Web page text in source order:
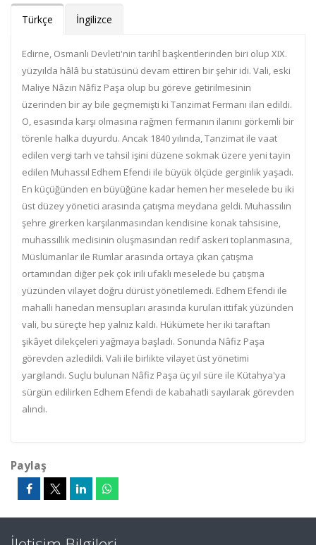
Türkçe İngilizce
Edirne, Osmanlı Devleti'nin tarihî başkentlerinden biri olup XIX.
yüzyılda hâlâ bu statüsünü devam ettiren bir şehir idi. Vali, eski
Maliye Nâzırı Nâfiz Paşa olup bu göreve getirilmesinin
üzerinden bir ay bile geçmemişti ki Tanzimat Fermanı ilan edildi.
O, esasında karşı olmasına rağmen fermanın ilanını görkemli bir
törenle halka duyurdu. Ancak 1840 yılında, Tanzimat ile vaat
edilen vergi tarh ve tahsil işini düzene sokmak üzere yeni tayin
edilen Muhassıl Edhem Efendi ile büyük ölçüde gerginlik yaşadı.
En küçüğünden en büyüğüne kadar hemen her meselede bu iki
üst düzey yönetici arasında çatışma meydana geldi. Muhassılın
şehre girerken karşılanmasından kendisine konak tahsisine,
muhassıllık meclisinin oluşmasından redif askeri toplanmasına,
Müslümanlar ile Rumlar arasında ortaya çıkan çatışma
ortamından diğer pek çok irili ufaklı meselede bu çatışma
yüzünden vilayet doğru dürüst yönetilemedi. Edhem Efendi ile
mahalli hanedan mensupları arasında kurulan ittifak yüzünden
vali, bu süreçte hep yalnız kaldı. Hükümete her iki taraftan
şikâyet dilekçeleri yağmaya başladı. Sonunda Nâfiz Paşa
görevden azledildi. Vali ile birlikte vilayet üst yönetimi
yargılandı. Suçlu bulunan Nâfiz Paşa üç yıl süre ile Kütahya'ya
sürgün edilirken Edhem Efendi de kabahatli sayılarak görevden
alındı.
Paylaş